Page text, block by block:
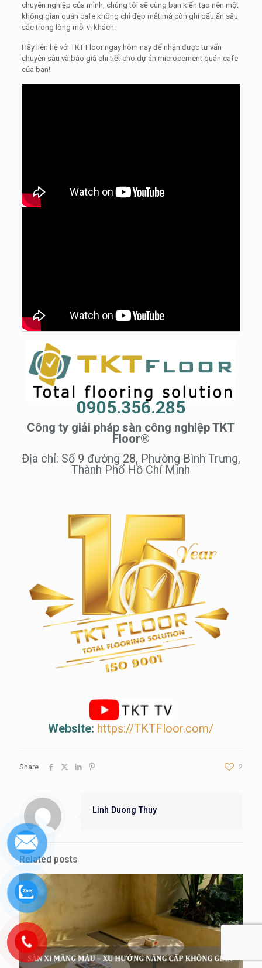
chuyên nghiệp của mình, chúng tôi sẽ cùng bạn kiến tạo nên một
không gian quán cafe không chỉ đẹp mắt mà còn ghi dấu ấn sâu
sắc trong lòng mỗi vị khách.
Hãy liên hệ với TKT Floor ngay hôm nay để nhận được tư vấn
chuyên sâu và báo giá chi tiết cho dự án microcement quán cafe
của bạn!
0905.356.285
Công ty giải pháp sàn công nghiệp TKT
Floor®
Địa chỉ: Số 9 đường 28, Phường Bình Trưng,
Thành Phố Hồ Chí Minh
Website: https://TKTFloor.com/
Share 2
Linh Duong Thuy
Related posts